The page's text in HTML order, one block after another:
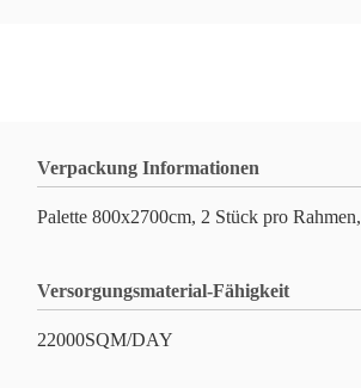
Verpackung Informationen
Palette 800x2700cm, 2 Stück pro Rahmen,
Versorgungsmaterial-Fähigkeit
22000SQM/DAY